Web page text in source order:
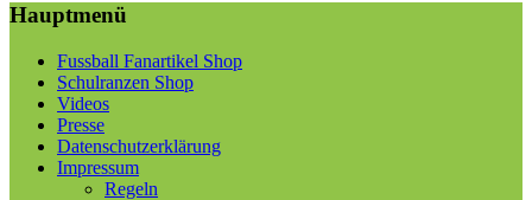
Hauptmenü
Fussball Fanartikel Shop
Schulranzen Shop
Videos
Presse
Datenschutzerklärung
Impressum
Regeln